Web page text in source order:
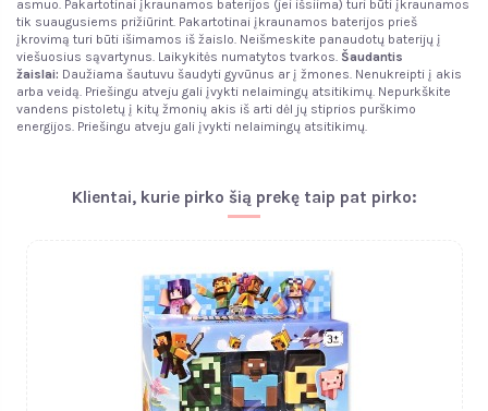
asmuo. Pakartotinai įkraunamos baterijos (jei išsiima) turi būti įkraunamos
tik suaugusiems prižiūrint. Pakartotinai įkraunamos baterijos prieš
įkrovimą turi būti išimamos iš žaislo. Neišmeskite panaudotų baterijų į
viešuosius sąvartynus. Laikykitės numatytos tvarkos. Šaudantis
žaislai: Daužiama šautuvu šaudyti gyvūnus ar į žmones. Nenukreipti į akis
arba veidą. Priešingu atveju gali įvykti nelaimingų atsitikimų. Nepurkškite
vandens pistoletų į kitų žmonių akis iš arti dėl jų stiprios purškimo
energijos. Priešingu atveju gali įvykti nelaimingų atsitikimų.
Klientai, kurie pirko šią prekę taip pat pirko: